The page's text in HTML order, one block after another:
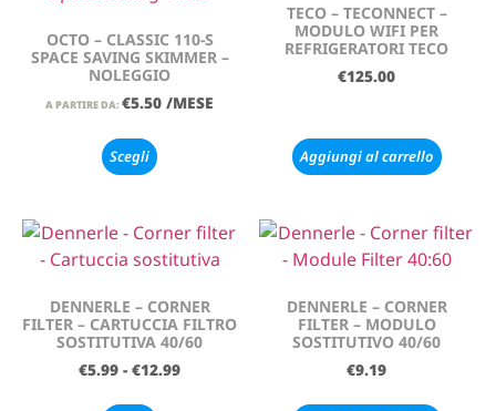
OCTO – CLASSIC 110-S
SPACE SAVING SKIMMER –
NOLEGGIO
A PARTIRE DA: €5.50 /MESE
Scegli
TECO – TECONNECT –
MODULO WIFI PER
REFRIGERATORI TECO
€125.00
Aggiungi al carrello
DENNERLE – CORNER
FILTER – CARTUCCIA FILTRO
SOSTITUTIVA 40/60
€5.99 - €12.99
DENNERLE – CORNER
FILTER – MODULO
SOSTITUTIVO 40/60
€9.19